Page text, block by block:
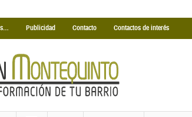
Publicidad Contacto Contactos de interés